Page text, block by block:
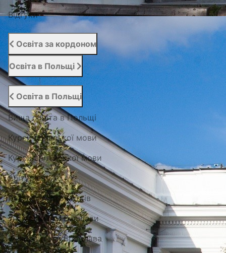
Відгуки
Освіта за кордоном
Освіта в Польщі
Освіта в Польщі
Вища освіта в Польщі
Курси польської мови
Курси англійської мови
Абітурієнту
Каталог гуртожитків
Університети Варшави
Університети Вроцлава